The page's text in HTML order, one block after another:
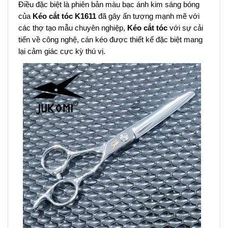
Điều đặc biệt là phiên bản màu bạc ánh kim sáng bóng
của Kéo cắt tóc K1611 đã gây ấn tượng mạnh mẽ với
các thợ tạo mẫu chuyên nghiệp, Kéo cắt tóc với sự cải
tiến về công nghệ, cán kéo được thiết kế đặc biệt mang
lại cảm giác cực kỳ thú vị.